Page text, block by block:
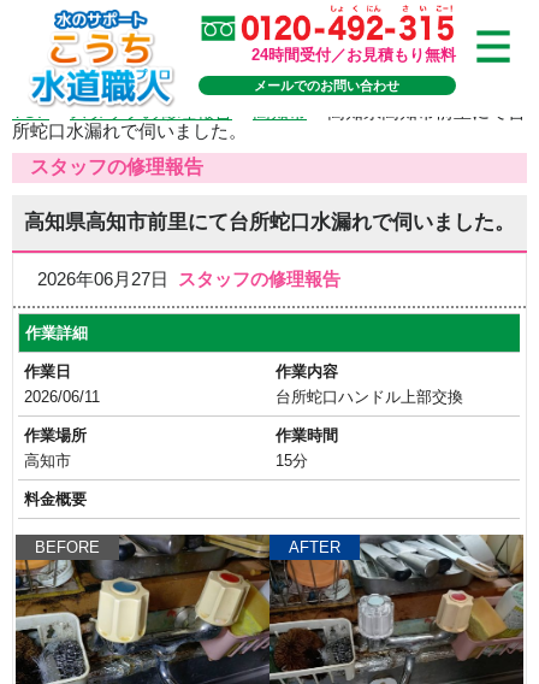
24時間受付／お見積もり無料
メールでのお問い合わせ
TOP>スタッフの修理報告
所蛇口水漏れで伺いました。
スタッフの修理報告
高知県高知市前里にて台所蛇口水漏れで伺いました。
2026年06月27日 スタッフの修理報告
作業詳細
作業日
2026/06/11
作業内容
台所蛇口ハンドル上部交換
作業場所
高知市
作業時間
15分
料金概要
BEFORE AFTER